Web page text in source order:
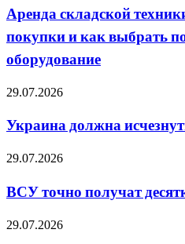
техники:
когда
она
покупки
как
подходящее
оборудование
Аренда складской
покупки и как выбрать
оборудование
Украина
исчезнуть
29.07.2026
Украина должна
ВСУ
получат
десятки
новых
29.07.2026
ВСУ точно получат
Хуситы
29.07.2026